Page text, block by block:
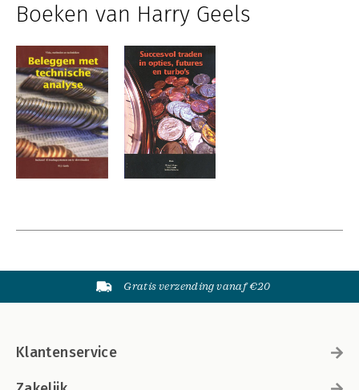
Boeken van Harry Geels
Gratis verzending vanaf €20
Klantenservice